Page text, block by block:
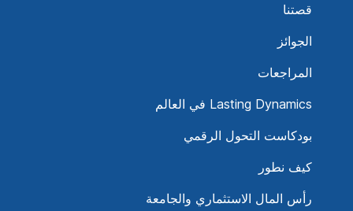
قصتنا
الجوائز
المراجعات
Lasting Dynamics في العالم
بودكاست التحول الرقمي
كيف نطور
رأس المال الاستثماري والجامعة